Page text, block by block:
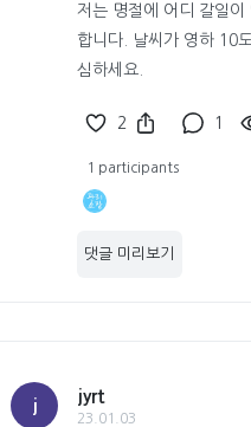
저는 명절에 어디 갈일
합니다. 날씨가 영하 10
심하세요.
2 1
1 participants
댓글 미리보기
j
jyrt
23.01.03